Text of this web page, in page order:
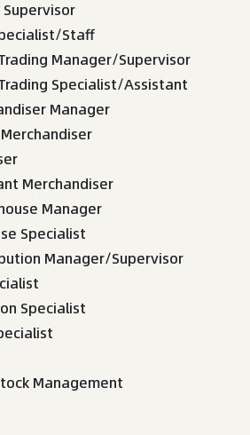
Supervisor
Staff
Manager/Supervisor
Specialist/Assistant
Manager
Merchandiser
Manager
Specialist
Manager/Supervisor
Specialist
Management